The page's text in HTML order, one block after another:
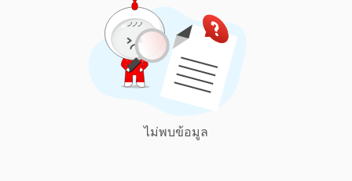
ไม่พบข้อมูล